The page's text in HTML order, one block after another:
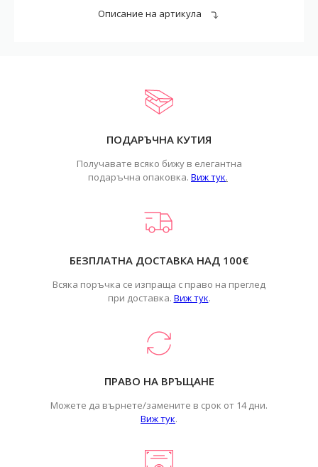
Описание на артикула
ПОДАРЪЧНА КУТИЯ
Получавате всяко бижу в елегантна
подаръчна опаковка. Виж тук.
БЕЗПЛАТНА ДОСТАВКА НАД 100€
Всяка поръчка се изпраща с право на преглед
при доставка. Виж тук.
ПРАВО НА ВРЪЩАНЕ
Можете да върнете/замените в срок от 14 дни.
Виж тук.